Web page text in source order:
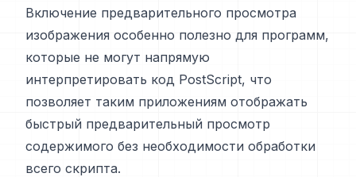
Включение предварительного просмотра
изображения особенно полезно для программ,
которые не могут напрямую
интерпретировать код PostScript, что
позволяет таким приложениям отображать
быстрый предварительный просмотр
содержимого без необходимости обработки
всего скрипта.